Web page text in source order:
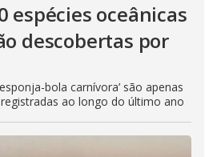
espécies oceânicas
descobertas por
bola carnívora’ são apenas
ao longo do último ano